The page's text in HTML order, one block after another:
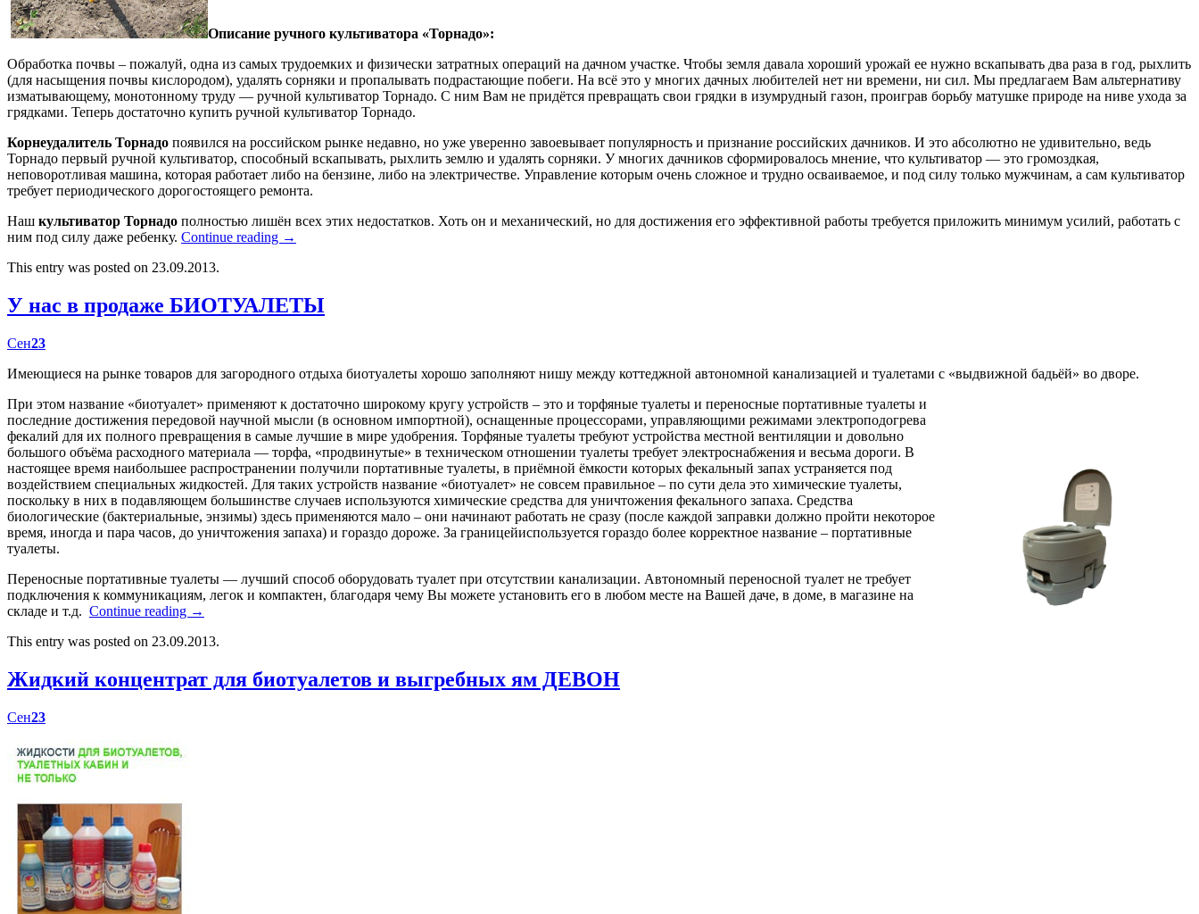
Описание ручного культиватора «Торнадо»:
Обработка почвы – пожалуй, одна из самых трудоемких и физически затратных операций на дачном участке. Чтобы земля давала хороший урожай ее нужно вскапывать два раза в год, рыхлить
(для насыщения почвы кислородом), удалять сорняки и пропалывать подрастающие побеги. На всё это у многих дачных любителей нет ни времени, ни сил. Мы предлагаем Вам альтернативу
изматывающему, монотонному труду — ручной культиватор Торнадо. С ним Вам не придётся превращать свои грядки в изумрудный газон, проиграв борьбу матушке природе на ниве ухода за
грядками. Теперь достаточно купить ручной культиватор Торнадо.
Корнеудалитель Торнадо появился на российском рынке недавно, но уже уверенно завоевывает популярность и признание российских дачников. И это абсолютно не удивительно, ведь
Торнадо первый ручной культиватор, способный вскапывать, рыхлить землю и удалять сорняки. У многих дачников сформировалось мнение, что культиватор — это громоздкая,
неповоротливая машина, которая работает либо на бензине, либо на электричестве. Управление которым очень сложное и трудно осваиваемое, и под силу только мужчинам, а сам культиватор
требует периодического дорогостоящего ремонта.
Наш культиватор Торнадо полностью лишён всех этих недостатков. Хоть он и механический, но для достижения его эффективной работы требуется приложить минимум усилий, работать с
ним под силу даже ребенку. Continue reading →
This entry was posted on 23.09.2013.
У нас в продаже БИОТУАЛЕТЫ
Сен23
Имеющиеся на рынке товаров для загородного отдыха биотуалеты хорошо заполняют нишу между коттеджной автономной канализацией и туалетами с «выдвижной бадьёй» во дворе.
При этом название «биотуалет» применяют к достаточно широкому кругу устройств – это и торфяные туалеты и переносные портативные туалеты и
последние достижения передовой научной мысли (в основном импортной), оснащенные процессорами, управляющими режимами электроподогрева
фекалий для их полного превращения в самые лучшие в мире удобрения. Торфяные туалеты требуют устройства местной вентиляции и довольно
большого объёма расходного материала — торфа, «продвинутые» в техническом отношении туалеты требует электроснабжения и весьма дороги. В
настоящее время наибольшее распространении получили портативные туалеты, в приёмной ёмкости которых фекальный запах устраняется под
воздействием специальных жидкостей. Для таких устройств название «биотуалет» не совсем правильное – по сути дела это химические туалеты,
поскольку в них в подавляющем большинстве случаев используются химические средства для уничтожения фекального запаха. Средства
биологические (бактериальные, энзимы) здесь применяются мало – они начинают работать не сразу (после каждой заправки должно пройти некоторое
время, иногда и пара часов, до уничтожения запаха) и гораздо дороже. За границейиспользуется гораздо более корректное название – портативные
туалеты.
Переносные портативные туалеты — лучший способ оборудовать туалет при отсутствии канализации. Автономный переносной туалет не требует
подключения к коммуникациям, легок и компактен, благодаря чему Вы можете установить его в любом месте на Вашей даче, в доме, в магазине на
складе и т.д. Continue reading →
This entry was posted on 23.09.2013.
Жидкий концентрат для биотуалетов и выгребных ям ДЕВОН
Сен23